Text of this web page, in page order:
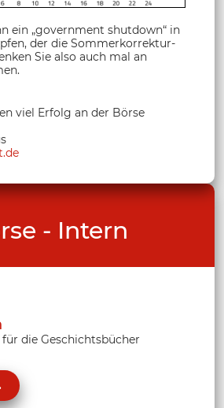
ein „government shutdown“ in
der die Sommerkorrektur-
Sie also auch mal an
viel Erfolg an der Börse
- Intern
die Geschichtsbücher